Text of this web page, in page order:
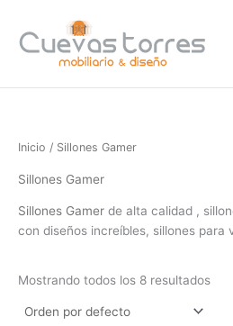
contenido
Inicio / Sillones Gamer
Sillones Gamer
Sillones Gamer de alta calidad ,
con diseños increíbles, sillones para
Mostrando todos los 8 resultados